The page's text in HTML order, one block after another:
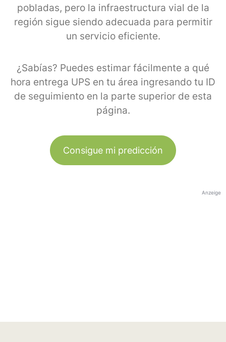
pobladas, pero la infraestructura vial de la
región sigue siendo adecuada para permitir
un servicio eficiente.
¿Sabías? Puedes estimar fácilmente a qué
hora entrega UPS en tu área ingresando tu ID
de seguimiento en la parte superior de esta
página.
Consigue mi predicción
Anzeige